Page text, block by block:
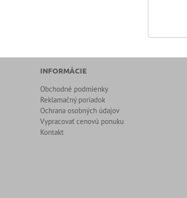
INFORMÁCIE
Obchodné podmienky
Reklamačný poriadok
Ochrana osobných údajov
Vypracovať cenovú ponuku
Kontakt